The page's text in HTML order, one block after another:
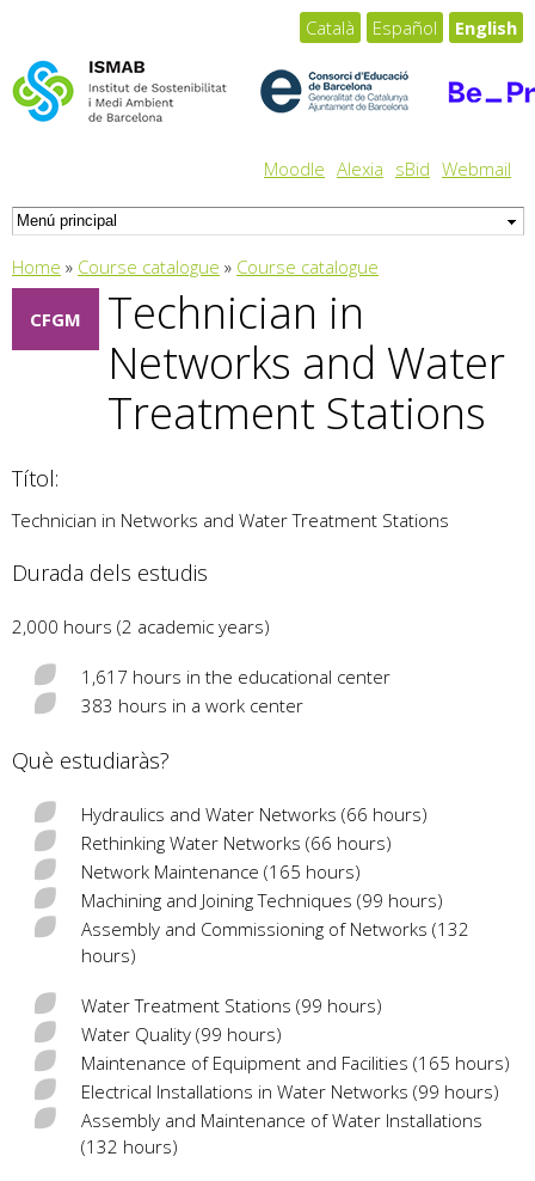
Moodle Alexia sBid Webmail
Català Español English
You are here
Home » Course catalogue » Course catalogue
Technician in
Networks and Water
Treatment Stations
CFGM
Títol:
Technician in Networks and Water Treatment Stations
Durada dels estudis
2,000 hours (2 academic years)
1,617 hours in the educational center
383 hours in a work center
Què estudiaràs?
Hydraulics and Water Networks (66 hours)
Rethinking Water Networks (66 hours)
Network Maintenance (165 hours)
Machining and Joining Techniques (99 hours)
Assembly and Commissioning of Networks (132
hours)
Water Treatment Stations (99 hours)
Water Quality (99 hours)
Maintenance of Equipment and Facilities (165 hours)
Electrical Installations in Water Networks (99 hours)
Assembly and Maintenance of Water Installations
(132 hours)